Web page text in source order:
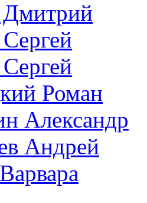
Роман
Александр
Андрей